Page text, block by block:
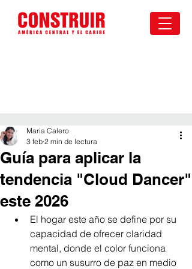
Guía para aplicar la
tendencia "Cloud Dancer"
este 2026
Maria Calero
3 feb 2 min de lectura
El hogar este año se define por su
capacidad de ofrecer claridad
mental, donde el color funciona
como un susurro de paz en medio